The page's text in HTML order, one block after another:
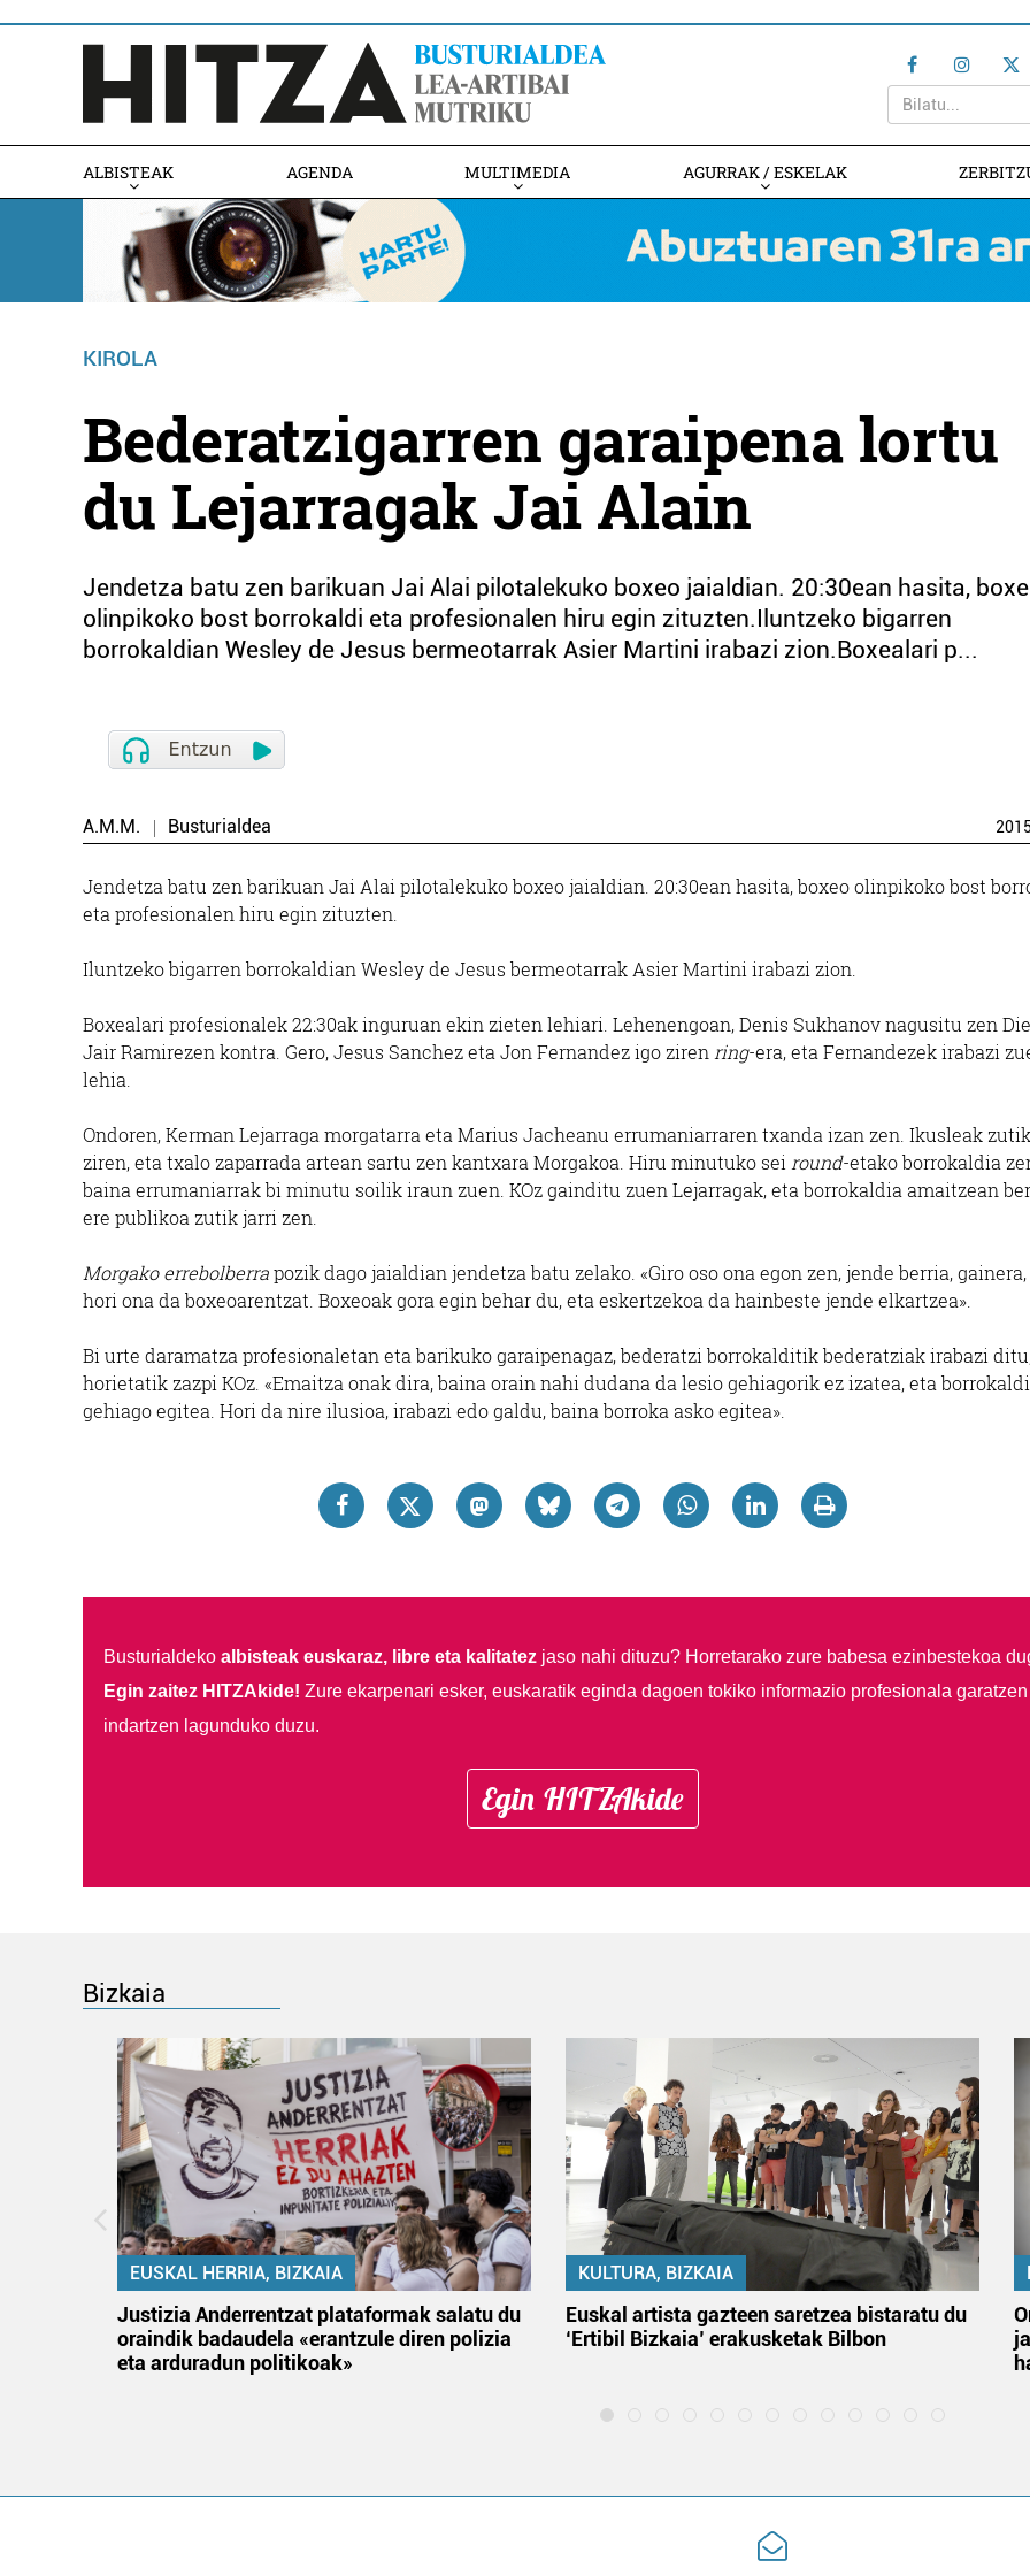
ALBISTEAK AGENDA MULTIMEDIA AGURRAK / ESKELAK
KIROLA
Bederatzigarren garaipena lortu
du Lejarragak Jai Alain
Jendetza batu zen barikuan Jai Alai pilotalekuko boxeo jaialdian. 20:30ean hasita,
olinpikoko bost borrokaldi eta profesionalen hiru egin zituzten.Iluntzeko bigarren
borrokaldian Wesley de Jesus bermeotarrak Asier Martini irabazi zion.Boxealari p...
A.M.M. Busturialdea 2015
Jendetza batu zen barikuan Jai Alai pilotalekuko boxeo jaialdian. 20:30ean hasita, boxeo olinpikoko bost
eta profesionalen hiru egin zituzten.
Iluntzeko bigarren borrokaldian Wesley de Jesus bermeotarrak Asier Martini irabazi zion.
Boxealari profesionalek 22:30ak inguruan ekin zieten lehiari. Lehenengoan, Denis Sukhanov nagusitu zen
Jair Ramirezen kontra. Gero, Jesus Sanchez eta Jon Fernandez igo ziren ring-era, eta Fernandezek irabazi
lehia.
Ondoren, Kerman Lejarraga morgatarra eta Marius Jacheanu errumaniarraren txanda izan zen. Ikusleak
ziren, eta txalo zaparrada artean sartu zen kantxara Morgakoa. Hiru minutuko sei round-etako borrokaldia
baina errumaniarrak bi minutu soilik iraun zuen. KOz gainditu zuen Lejarragak, eta borrokaldia amaitzean
ere publikoa zutik jarri zen.
Morgako errebolberrapozik dago jaialdian jendetza batu zelako. «Giro oso ona egon zen, jende berria,
hori ona da boxeoarentzat. Boxeoak gora egin behar du, eta eskertzekoa da hainbeste jende elkartzea».
Bi urte daramatza profesionaletan eta barikuko garaipenagaz, bederatzi borrokalditik bederatziak irabazi
horietatik zazpi KOz. «Emaitza onak dira, baina orain nahi dudana da lesio gehiagorik ez izatea, eta borrokaldi
gehiago egitea. Hori da nire ilusioa, irabazi edo galdu, baina borroka asko egitea».
Busturialdeko albisteak euskaraz, libre eta kalitatezjaso nahi dituzu? Horretarako zure babesa ezinbestekoa
Egin zaitez HITZAkide! Zure ekarpenari esker, euskaratik eginda dagoen tokiko informazio profesionala garatzen
indartzen lagunduko duzu.
Egin HITZAkide
Bizkaia
EUSKAL HERRIA, BIZKAIA
Justizia Anderrentzat plataformak salatu du
oraindik badaudela «erantzule diren polizia
eta arduradun politikoak»
KULTURA, BIZKAIA
Euskal artista gazteen saretzea bistaratu du
‘Ertibil Bizkaia’ erakusketak Bilbon